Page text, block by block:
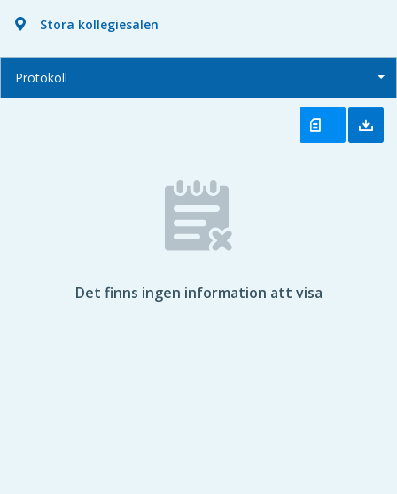
Stora kollegiesalen
Protokoll
Det finns ingen information att visa